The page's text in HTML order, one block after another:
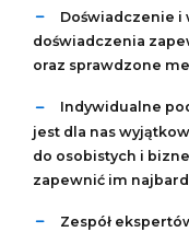
Doświadczenie i
doświadczenia
oraz sprawdzone
Indywidualne
jest dla nas
do osobistych i
zapewnić im
Zespół